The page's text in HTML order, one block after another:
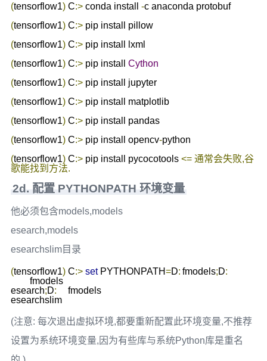
(tensorflow1) C:> conda install -c anaconda protobuf
(tensorflow1) C:> pip install pillow
(tensorflow1) C:> pip install lxml
(tensorflow1) C:> pip install Cython
(tensorflow1) C:> pip install jupyter
(tensorflow1) C:> pip install matplotlib
(tensorflow1) C:> pip install pandas
(tensorflow1) C:> pip install opencv-python
(tensorflow1) C:> pip install pycocotools <= 通常会失败,谷
歌能找到方法.
2d. 配置 PYTHONPATH 环境变量
他必须包含models,models
esearch,models
esearchslim目录
(tensorflow1) C:> set PYTHONPATH=D:
	fmodels
;D:
esearch;D:
esearchslim
(注意: 每次退出虚拟环境,都要重新配置此环境变量,不推荐
设置为系统环境变量,因为有些库与系统Python库是重名